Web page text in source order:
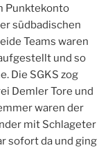
Punktekonto
südbadischen
Teams waren
und so
Die SGKS zog
Demler Tore und
waren der
mit Schlageter
sofort da und ging